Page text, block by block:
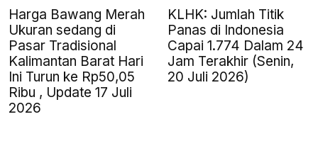
Harga Bawang Merah
Ukuran sedang di
Pasar Tradisional
Kalimantan Barat Hari
Ini Turun ke Rp50,05
Ribu , Update 17 Juli
2026
KLHK: Jumlah Titik
Panas di Indonesia
Capai 1.774 Dalam 24
Jam Terakhir (Senin,
20 Juli 2026)